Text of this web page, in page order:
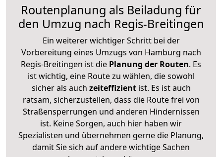
Routenplanung als Beiladung für
den Umzug nach Regis-Breitingen
Ein weiterer wichtiger Schritt bei der
Vorbereitung eines Umzugs von Hamburg nach
Regis-Breitingen ist die Planung der Routen. Es
ist wichtig, eine Route zu wählen, die sowohl
sicher als auch zeiteffizientist. Es ist auch
ratsam, sicherzustellen, dass die Route frei von
Straßensperrungen und anderen Hindernissen
ist. Keine Sorgen, auch hier haben wir
Spezialisten und übernehmen gerne die Planung,
damit Sie sich auf andere wichtige Sachen